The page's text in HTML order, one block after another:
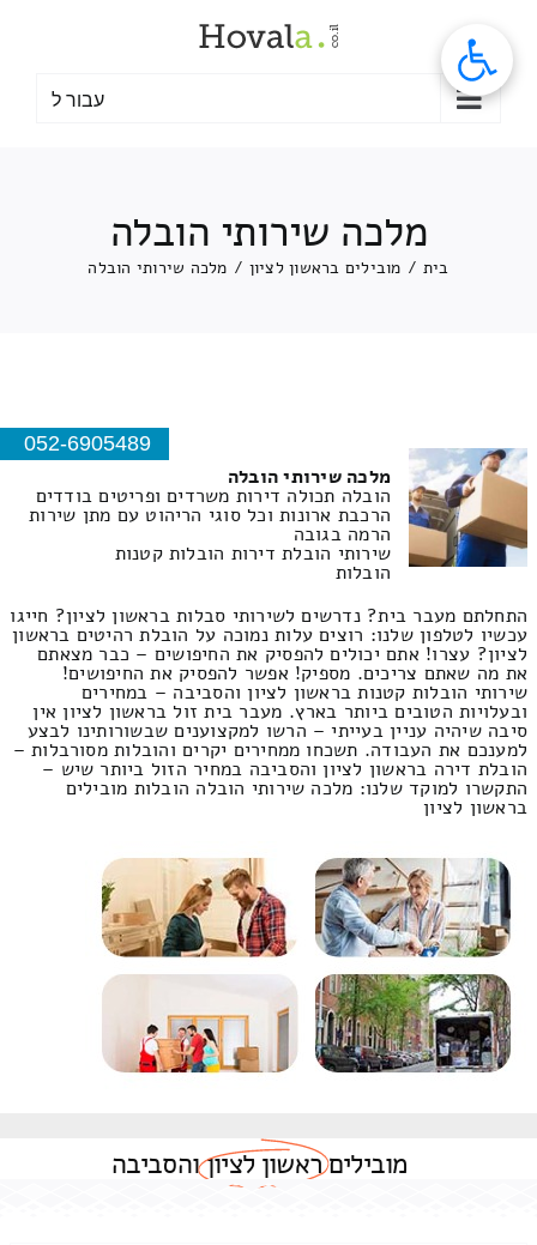
עבור ל
מלכה שירותי הובלה
בית / מובילים בראשון לציון / מלכה שירותי הובלה
052-6905489
מלכה שירותי הובלה
הובלה תכולה דירות משרדים ופריטים בודדים
הרכבת ארונות וכל סוגי הריהוט עם מתן שירות
הרמה בגובה
שירותי הובלת דירות הובלות קטנות
הובלות
התחלתם מעבר בית? נדרשים לשירותי סבלות בראשון לציון? חייגו
עכשיו לטלפון שלנו: רוצים עלות נמוכה על הובלת רהיטים בראשון
לציון? עצרו! אתם יכולים להפסיק את החיפושים – כבר מצאתם
את מה שאתם צריכים. מספיק! אפשר להפסיק את החיפושים!
שירותי הובלות קטנות בראשון לציון והסביבה – במחירים
ובעלויות הטובים ביותר בארץ. מעבר בית זול בראשון לציון אין
סיבה שיהיה עניין בעייתי – הרשו למקצוענים שבשורותינו לבצע
למענכם את העבודה. תשכחו ממחירים יקרים והובלות מסורבלות –
הובלת דירה בראשון לציון והסביבה במחיר הזול ביותר שיש –
התקשרו למוקד שלנו: מלכה שירותי הובלה הובלות מובילים
בראשון לציון
מוביליםראשון לציוןוהסביבה